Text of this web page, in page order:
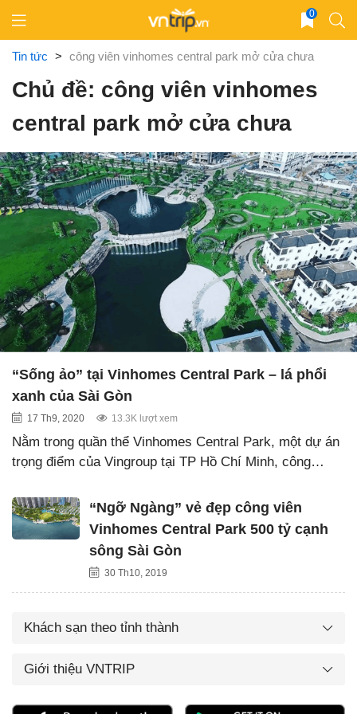
content
0
Tin tức > công viên vinhomes central park mở cửa chưa
Chủ đề: công viên vinhomes
central park mở cửa chưa
“Sống ảo” tại Vinhomes Central Park – lá phổi
xanh của Sài Gòn
17 Th9, 2020 13.3K lượt xem
Nằm trong quần thể Vinhomes Central Park, một dự án
trọng điểm của Vingroup tại TP Hồ Chí Minh, công…
“Ngỡ Ngàng” vẻ đẹp công viên
Vinhomes Central Park 500 tỷ cạnh
sông Sài Gòn
30 Th10, 2019
Khách sạn theo tỉnh thành
Giới thiệu VNTRIP